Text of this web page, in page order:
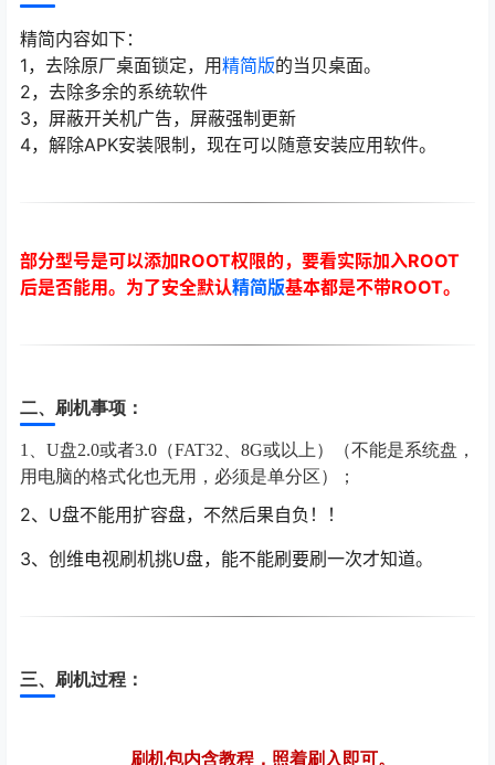
精简内容如下：
1，去除原厂桌面锁定，用精简版的当贝桌面。
2，去除多余的系统软件
3，屏蔽开关机广告，屏蔽强制更新
4，解除APK安装限制，现在可以随意安装应用软件。
部分型号是可以添加ROOT权限的，要看实际加入ROOT
后是否能用。为了安全默认精简版基本都是不带ROOT。
二、刷机事项：
1、U盘2.0或者3.0（FAT32、8G或以上）（不能是系统盘，
用电脑的格式化也无用，必须是单分区）；
2、U盘不能用扩容盘，不然后果自负！！
3、创维电视刷机挑U盘，能不能刷要刷一次才知道。
三、刷机过程：
刷机包内含教程，照着刷入即可。